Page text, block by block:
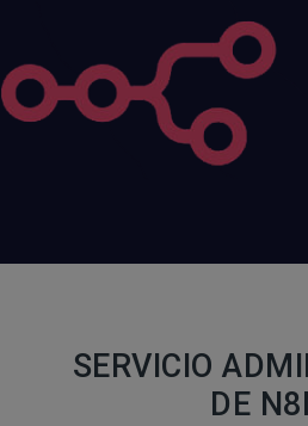
SERVICIO
DE